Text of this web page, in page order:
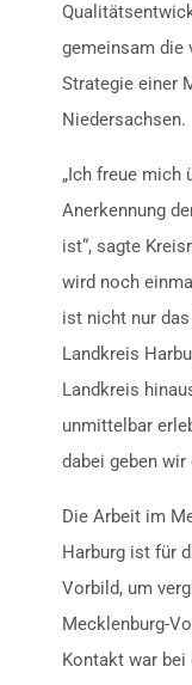
gemeinsam die
Strategie einer
Niedersachsen.
„Ich freue mich
Anerkennung
ist“, sagte
wird noch
ist nicht nur
Landkreis
Landkreis
unmittelbar
dabei geben wir
Die Arbeit im
Harburg ist für
Vorbild, um
Mecklenburg-
Kontakt war